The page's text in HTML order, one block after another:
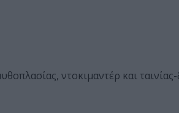
ντοκιμαντέρ και